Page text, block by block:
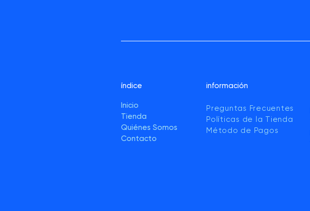
índice
Inicio
Tienda
Quiénes Somos
Contacto
información
Preguntas Frecuentes
Políticas de la Tienda
Método de Pagos